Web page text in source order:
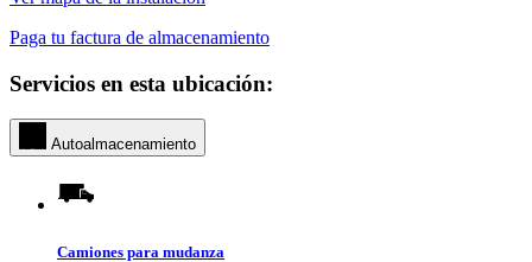
Paga tu factura de almacenamiento
Servicios en esta ubicación:
Autoalmacenamiento
Camiones para mudanza